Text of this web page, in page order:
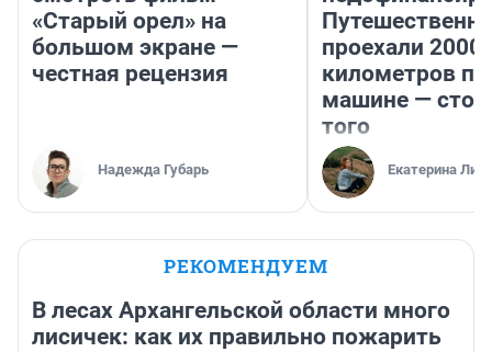
«Старый орел» на
большом экране —
честная рецензия
Надежда Губарь
проехали 2000
километров по
машине —
того
Екатерина
РЕКОМЕНДУЕМ
В лесах Архангельской области много
лисичек: как их правильно пожарить